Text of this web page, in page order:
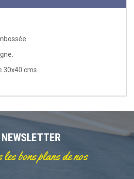
30x40 cms.
bons plans de nos